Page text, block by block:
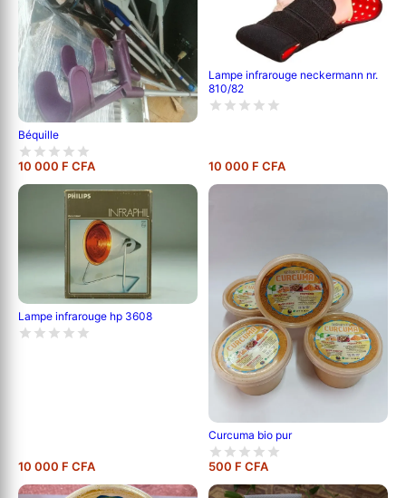
Béquille
10 000 F CFA
Lampe infrarouge neckermann nr.
810/82
10 000 F CFA
Lampe infrarouge hp 3608
10 000 F CFA
Curcuma bio pur
500 F CFA